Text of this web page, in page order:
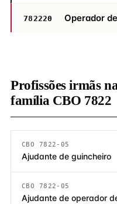
782220 Operador
Profissões irmãs
família CBO 7822
CBO 7822-05
Ajudante de guincheiro
CBO 7822-05
Ajudante de operador